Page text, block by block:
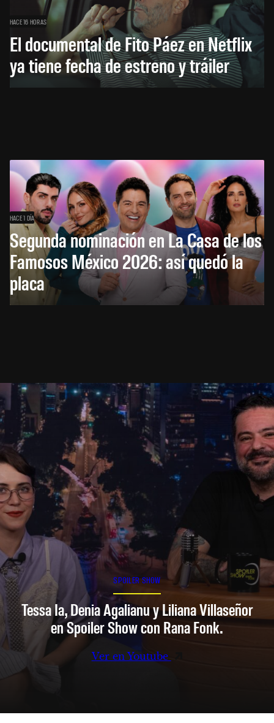
HACE 16 HORAS
El documental de Fito Páez en Netflix
ya tiene fecha de estreno y tráiler
HACE 1 DÍA
Segunda nominación en La Casa de los
Famosos México 2026: así quedó la
placa
SPOILER SHOW
Tessa Ia, Denia Agalianu y Liliana Villaseñor
en Spoiler Show con Rana Fonk.
Ver en Youtube